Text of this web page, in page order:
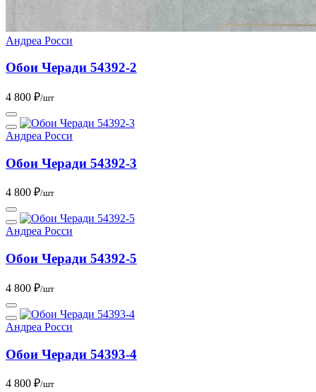
Андреа Росси
Обои Черади 54392-2
4 800 ₽/шт
Андреа Росси
Обои Черади 54392-3
4 800 ₽/шт
Андреа Росси
Обои Черади 54392-5
4 800 ₽/шт
Андреа Росси
Обои Черади 54393-4
4 800 ₽/шт